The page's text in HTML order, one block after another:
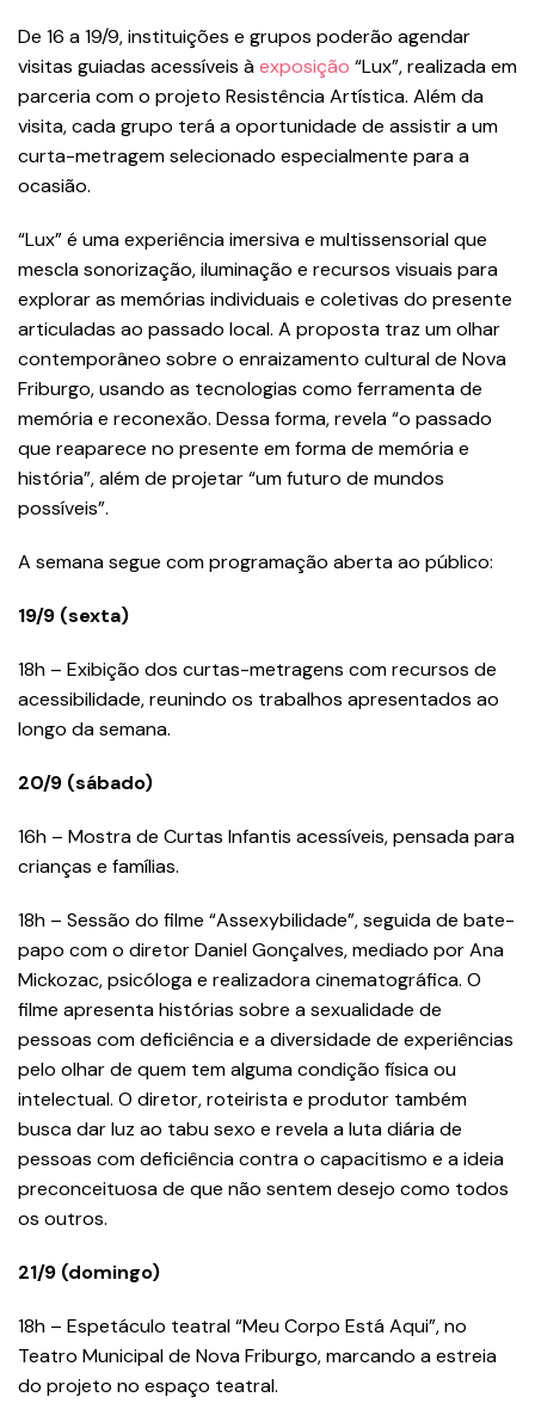
De 16 a 19/9, instituições e grupos poderão agendar
visitas guiadas acessíveis àexposição “Lux”, realizada em
parceria com o projeto Resistência Artística. Além da
visita, cada grupo terá a oportunidade de assistir a um
curta-metragem selecionado especialmente para a
ocasião.
“Lux” é uma experiência imersiva e multissensorial que
mescla sonorização, iluminação e recursos visuais para
explorar as memórias individuais e coletivas do presente
articuladas ao passado local. A proposta traz um olhar
contemporâneo sobre o enraizamento cultural de Nova
Friburgo, usando as tecnologias como ferramenta de
memória e reconexão. Dessa forma, revela “o passado
que reaparece no presente em forma de memória e
história”, além de projetar “um futuro de mundos
possíveis”.
A semana segue com programação aberta ao público:
19/9 (sexta)
18h – Exibição dos curtas-metragens com recursos de
acessibilidade, reunindo os trabalhos apresentados ao
longo da semana.
20/9 (sábado)
16h – Mostra de Curtas Infantis acessíveis, pensada para
crianças e famílias.
18h – Sessão do filme “Assexybilidade”, seguida de bate-
papo com o diretor Daniel Gonçalves, mediado por Ana
Mickozac, psicóloga e realizadora cinematográfica. O
filme apresenta histórias sobre a sexualidade de
pessoas com deficiência e a diversidade de experiências
pelo olhar de quem tem alguma condição física ou
intelectual. O diretor, roteirista e produtor também
busca dar luz ao tabu sexo e revela a luta diária de
pessoas com deficiência contra o capacitismo e a ideia
preconceituosa de que não sentem desejo como todos
os outros.
21/9 (domingo)
18h – Espetáculo teatral “Meu Corpo Está Aqui”, no
Teatro Municipal de Nova Friburgo, marcando a estreia
do projeto no espaço teatral.